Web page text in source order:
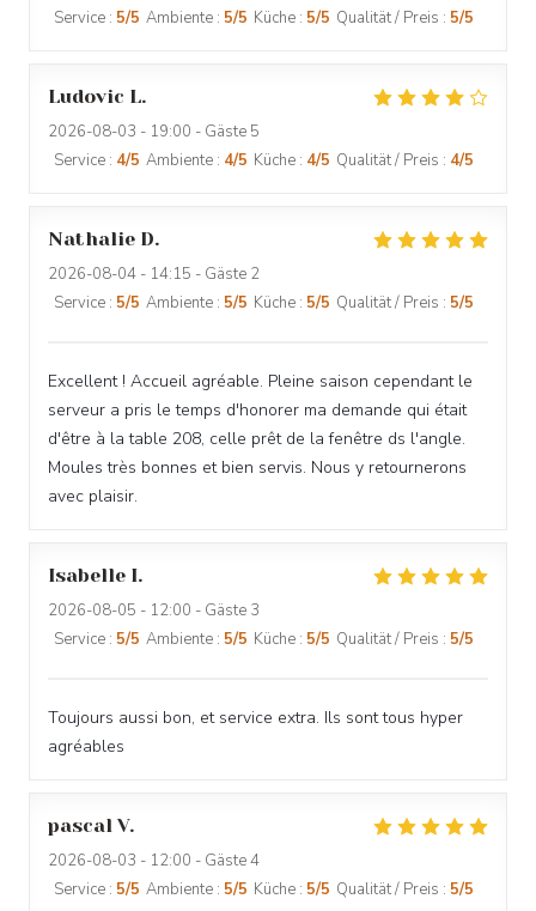
Service : 5/5 Ambiente : 5/5 Küche : 5/5 Qualität / Preis : 5/5
Ludovic L
2026-08-03 - 19:00 - Gäste 5
Service : 4/5 Ambiente : 4/5 Küche : 4/5 Qualität / Preis : 4/5
Nathalie D
2026-08-04 - 14:15 - Gäste 2
Service : 5/5 Ambiente : 5/5 Küche : 5/5 Qualität / Preis : 5/5
Excellent ! Accueil agréable. Pleine saison cependant le
serveur a pris le temps d'honorer ma demande qui était
d'être à la table 208, celle prêt de la fenêtre ds l'angle.
Moules très bonnes et bien servis. Nous y retournerons
avec plaisir.
Isabelle I
2026-08-05 - 12:00 - Gäste 3
Service : 5/5 Ambiente : 5/5 Küche : 5/5 Qualität / Preis : 5/5
Toujours aussi bon, et service extra. Ils sont tous hyper
agréables
pascal V
2026-08-03 - 12:00 - Gäste 4
Service : 5/5 Ambiente : 5/5 Küche : 5/5 Qualität / Preis : 5/5